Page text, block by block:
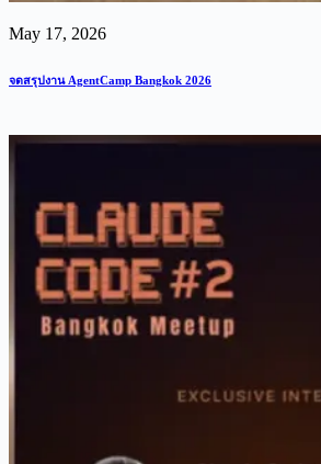
May 17, 2026
จดสรุปงาน AgentCamp Bangkok 2026